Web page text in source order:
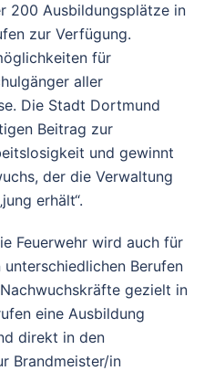
200 Ausbildungsplätze in
zur Verfügung.
für
aller
Die Stadt Dortmund
Beitrag zur
und gewinnt
der die Verwaltung
erhält“.
Feuerwehr wird auch für
Berufen
gezielt in
eine Ausbildung
direkt in den
Brandmeister/in